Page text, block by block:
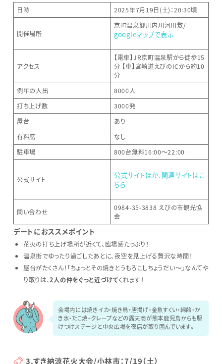
日時 2025年7月19日(土)：20:30頃
開催場所
京町温泉郷川内川河川敷/
googleマップで表示
アクセス
【電車】JR京町温泉駅から徒歩15
分 【車】宮崎道えびのICから約10
分
例年の人出
8000人
打ち上げ数
3000発
屋台
あり
有料席
なし
駐車場
800台無料16:00〜22:00
公式サイト
公式サイトほか、関連サイトはこ
ちら
問い合わせ
0984-35-3838 えびの市観光協
会
デートにおススメポイント
花火の打ち上げ場所が近くて、臨場感たっぷり！
温泉街でゆったり過ごしたあとに、夜空を見上げる贅沢な時間！
屋台がたくさん！「ちょっとその焼きとうもろこしちょうだい〜」なんてや
り取りは、2人の仲をぐっと近づけてくれます！
会場内には焼きイカ・焼き鳥・唐揚げ・金魚すくい・綿飴・か
き氷・たこ焼・クレープなどの露天商が熊本鹿児島からも駆
けつけステージと中央広場を夜店が取り囲んでいます。
3.すき納涼花火大会/小林市：7/19（土）